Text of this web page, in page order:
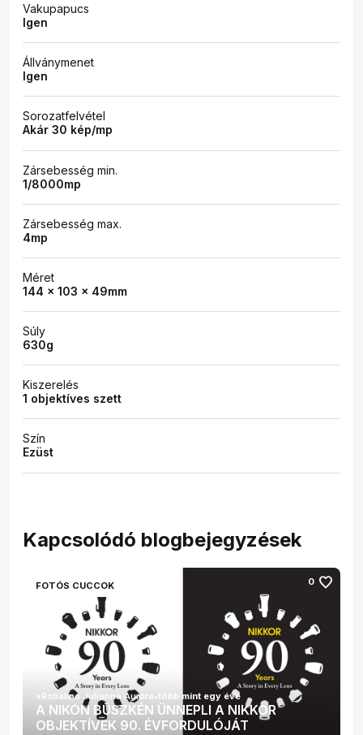
Vakupapucs
Igen
Állványmenet
Igen
Sorozatfelvétel
Akár 30 kép/mp
Zársebesség min.
1/8000mp
Zársebesség max.
4mp
Méret
144 x 103 x 49mm
Súly
630g
Kiszerelés
1 objektíves szett
Szín
Ezüst
Kapcsolódó blogbejegyzések
FOTÓS CUCCOK 0 favorite
A NIKON BÜSZKÉN ÜNNEPLI A NIKKOR
OBJEKTÍVEK 90. ÉVFORDULÓJÁT
xRobalino Julianna Auróra•több mint egy éve